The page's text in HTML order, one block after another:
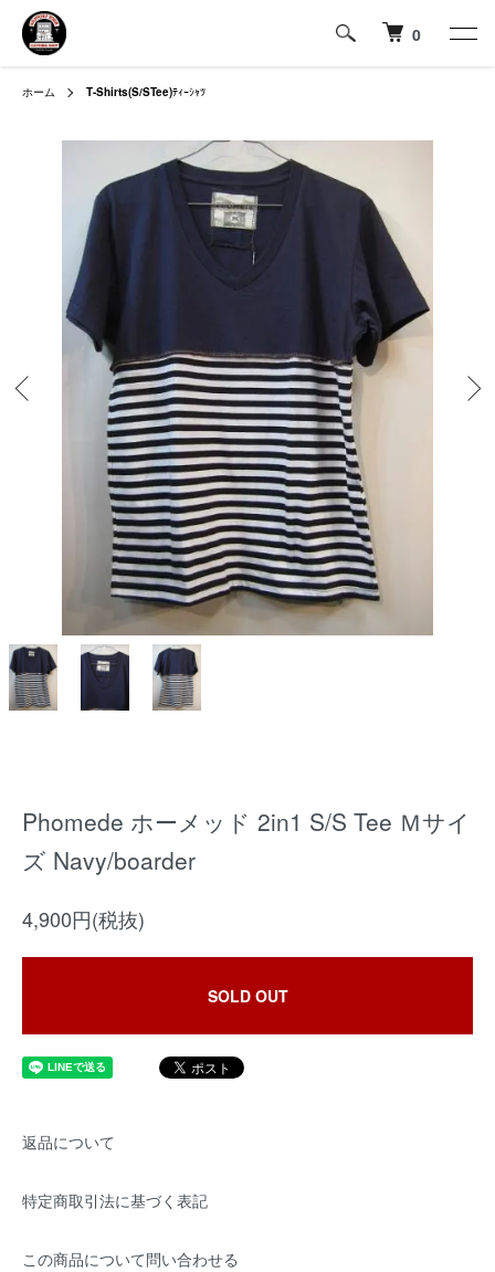
0
ホーム T-Shirts(S/STee)ﾃｨｰｼｬﾂ
Phomede ホーメッド 2in1 S/S Tee Ｍサイ
ズ Navy/boarder
4,900円(税抜)
SOLD OUT
返品について
特定商取引法に基づく表記
この商品について問い合わせる